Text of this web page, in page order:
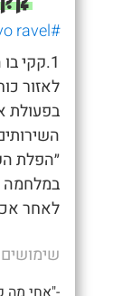
#nevo ravel
1.קקי
לאזור
בפעולת
״הפלת
במלחמה
לאחר
שימושים